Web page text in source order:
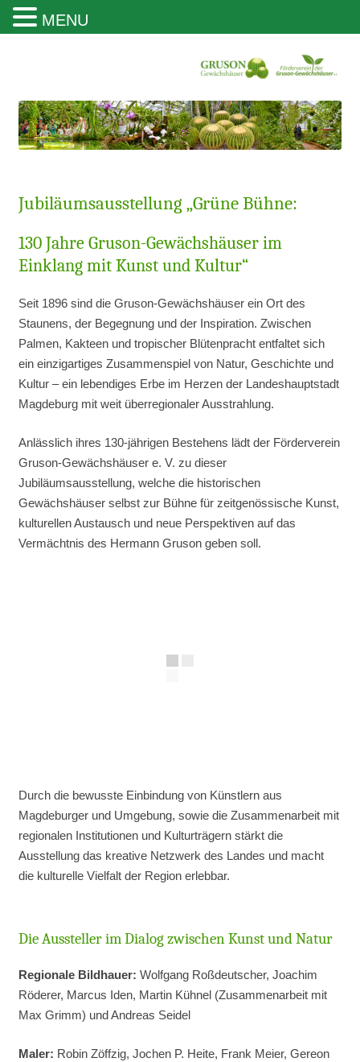
Gruson Gewächshäuser Magdeburg
Jubiläumsausstellung „Grüne Bühne:
130 Jahre Gruson-Gewächshäuser im
Einklang mit Kunst und Kultur“
Seit 1896 sind die Gruson-Gewächshäuser ein Ort des
Staunens, der Begegnung und der Inspiration. Zwischen
Palmen, Kakteen und tropischer Blütenpracht entfaltet sich
ein einzigartiges Zusammenspiel von Natur, Geschichte und
Kultur – ein lebendiges Erbe im Herzen der Landeshauptstadt
Magdeburg mit weit überregionaler Ausstrahlung.
Anlässlich ihres 130-jährigen Bestehens lädt der Förderverein
Gruson-Gewächshäuser e. V. zu dieser
Jubiläumsausstellung, welche die historischen
Gewächshäuser selbst zur Bühne für zeitgenössische Kunst,
kulturellen Austausch und neue Perspektiven auf das
Vermächtnis des Hermann Gruson geben soll.
Durch die bewusste Einbindung von Künstlern aus
Magdeburger und Umgebung, sowie die Zusammenarbeit mit
regionalen Institutionen und Kulturträgern stärkt die
Ausstellung das kreative Netzwerk des Landes und macht
die kulturelle Vielfalt der Region erlebbar.
Die Aussteller im Dialog zwischen Kunst und Natur
Regionale Bildhauer: Wolfgang Roßdeutscher, Joachim
Röderer, Marcus Iden, Martin Kühnel (Zusammenarbeit mit
Max Grimm) und Andreas Seidel
Maler: Robin Zöffzig, Jochen P. Heite, Frank Meier, Gereon
MENU